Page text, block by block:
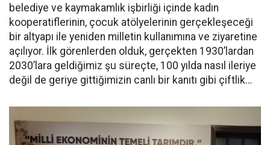
belediye ve kaymakamlık işbirliği içinde kadın
kooperatiflerinin, çocuk atölyelerinin gerçekleşeceği
bir altyapı ile yeniden milletin kullanımına ve ziyaretine
açılıyor. İlk görenlerden olduk, gerçekten 1930’lardan
2030’lara geldiğimiz şu süreçte, 100 yılda nasıl ileriye
değil de geriye gittiğimizin canlı bir kanıtı gibi çiftlik…